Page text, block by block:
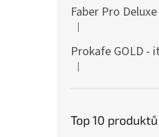
Hodnocení produktu
|
Hodnocení produktu
|
Top 10 produktů